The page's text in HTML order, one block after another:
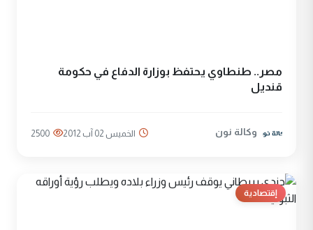
مصر.. طنطاوي يحتفظ بوزارة الدفاع في حكومة
قنديل
وكالة نون الخميس 02 آب 2012 2500
إقتصادية